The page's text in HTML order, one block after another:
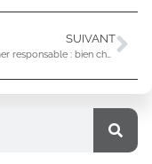
SUIVANT
Consommer responsable : bien choisir ses produits laitiers du quotidien